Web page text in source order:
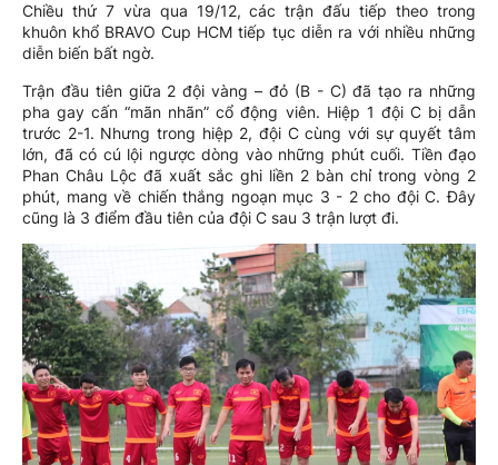
Chiều thứ 7 vừa qua 19/12, các trận đấu tiếp theo trong
khuôn khổ BRAVO Cup HCM tiếp tục diễn ra với nhiều những
diễn biến bất ngờ.
Trận đầu tiên giữa 2 đội vàng – đỏ (B - C) đã tạo ra những
pha gay cấn “mãn nhãn” cổ động viên. Hiệp 1 đội C bị dẫn
trước 2-1. Nhưng trong hiệp 2, đội C cùng với sự quyết tâm
lớn, đã có cú lội ngược dòng vào những phút cuối. Tiền đạo
Phan Châu Lộc đã xuất sắc ghi liền 2 bàn chỉ trong vòng 2
phút, mang về chiến thắng ngoạn mục 3 - 2 cho đội C. Đây
cũng là 3 điểm đầu tiên của đội C sau 3 trận lượt đi.